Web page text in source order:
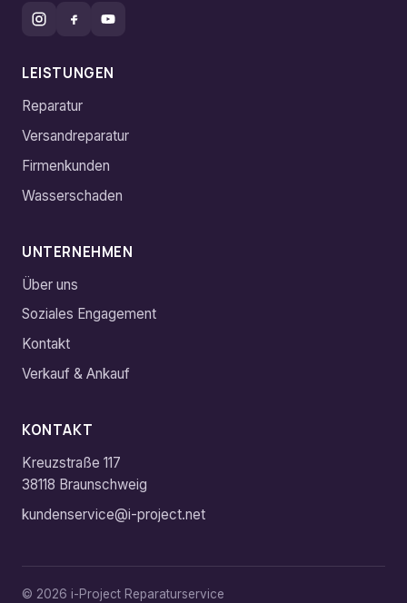
LEISTUNGEN
Reparatur
Versandreparatur
Firmenkunden
Wasserschaden
UNTERNEHMEN
Über uns
Soziales Engagement
Kontakt
Verkauf & Ankauf
KONTAKT
Kreuzstraße 117
38118 Braunschweig
kundenservice@i-project.net
© 2026 i-Project Reparaturservice